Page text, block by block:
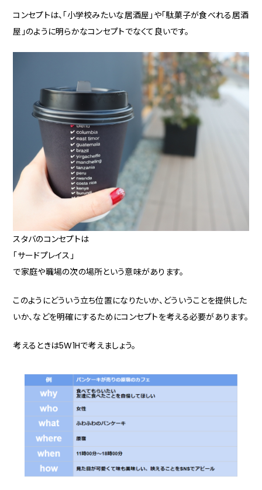
コンセプトは、「小学校みたいな居酒屋」や「駄菓子が食べれる居酒
屋」のように明らかなコンセプトでなくて良いです。
スタバのコンセプトは
「サードプレイス」
で家庭や職場の次の場所という意味があります。
このようにどういう立ち位置になりたいか、どういうことを提供した
いか、などを明確にするためにコンセプトを考える必要があります。
考えるときは5W1Hで考えましょう。